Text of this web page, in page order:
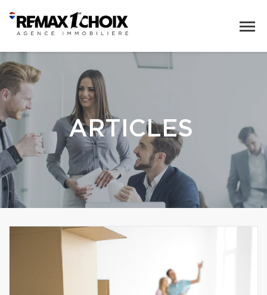
ARTICLES